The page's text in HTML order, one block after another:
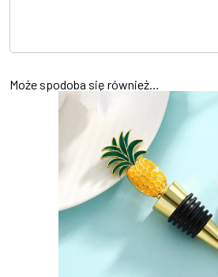
Może spodoba się również…